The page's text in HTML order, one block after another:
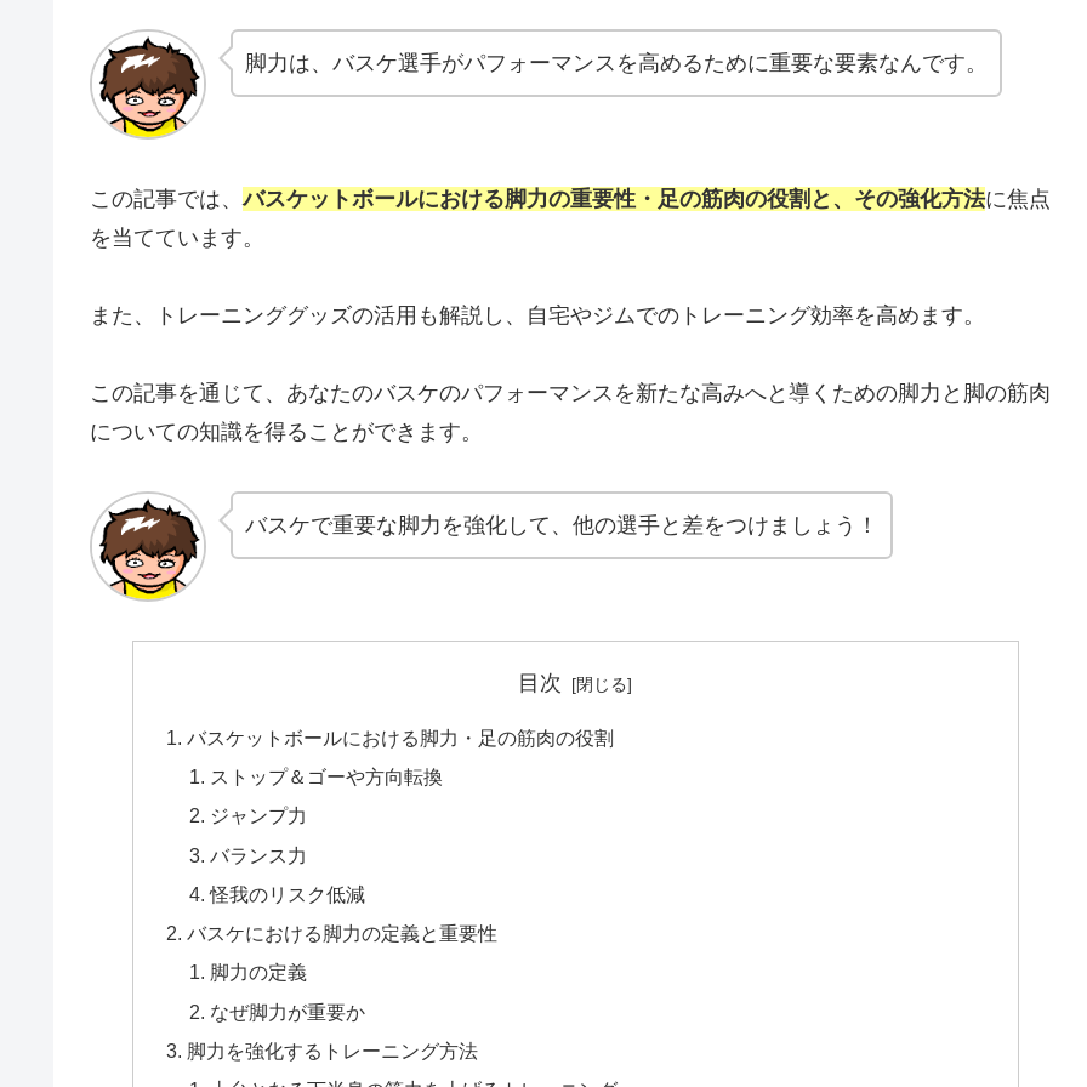
脚力は、バスケ選手がパフォーマンスを高めるために重要な要素なんです。
この記事では、バスケットボールにおける脚力の重要性・足の筋肉の役割と、その強化方法に焦点
を当てています。
また、トレーニンググッズの活用も解説し、自宅やジムでのトレーニング効率を高めます。
この記事を通じて、あなたのバスケのパフォーマンスを新たな高みへと導くための脚力と脚の筋肉
についての知識を得ることができます。
バスケで重要な脚力を強化して、他の選手と差をつけましょう！
目次
バスケットボールにおける脚力・足の筋肉の役割
ストップ＆ゴーや方向転換
ジャンプ力
バランス力
怪我のリスク低減
バスケにおける脚力の定義と重要性
脚力の定義
なぜ脚力が重要か
脚力を強化するトレーニング方法